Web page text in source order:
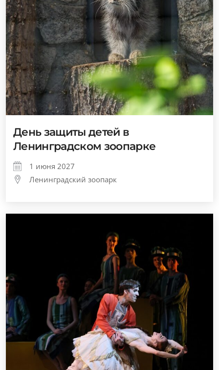
День защиты детей в
Ленинградском зоопарке
1 июня 2027
Ленинградский зоопарк